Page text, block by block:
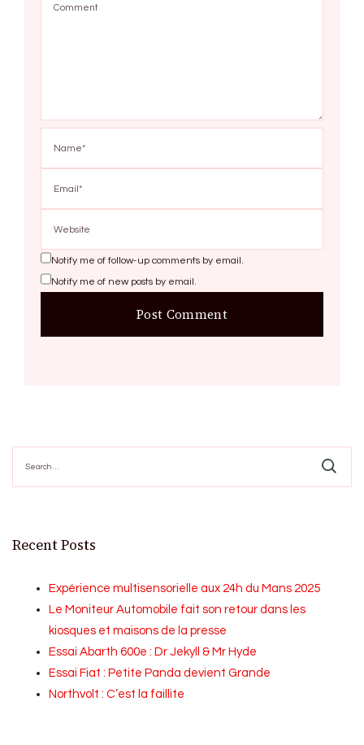
Notify me of follow-up comments by email.
Notify me of new posts by email.
for:
Recent Posts
Expérience multisensorielle aux 24h du Mans 2025
Le Moniteur Automobile fait son retour dans les
kiosques et maisons de la presse
Essai Abarth 600e : Dr Jekyll & Mr Hyde
Essai Fiat : Petite Panda devient Grande
Northvolt : C’est la faillite